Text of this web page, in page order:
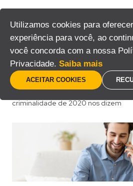
Utilizamos cookies para
experiência para você, ao
você concorda com a nossa
Privacidade. Saiba mais
ACEITAR COOKIES
conteúdo
Home/Blog/Consumidor
O que
criminalidade de 2020 nos dizem